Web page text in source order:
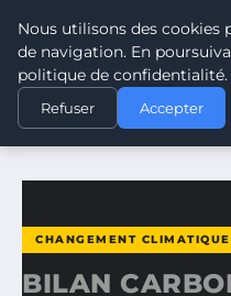
CLIMATE
ACCUEIL
CHANGEMENT
BILAN CARBONE ET
CHANGEMENT CLIMATIQUE
BILAN
Nous utilisons des cookies
de navigation. En
politique de confidentialité.
Refuser Accepter